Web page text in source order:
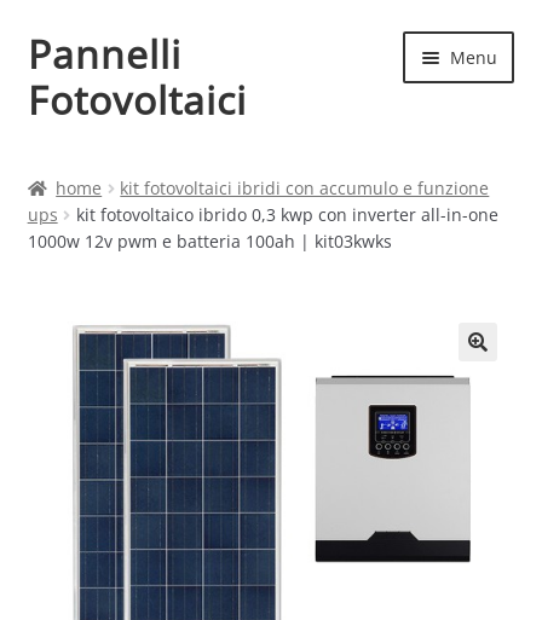
Vai
alla
navigazione
Vai
al
contenuto
Pannelli
Fotovoltaici
Menu
Cart
Contatti
My account
Sample Page
home
kit fotovoltaici ibridi con accumulo e funzione
ups
kit fotovoltaico ibrido 0,3 kwp con inverter all-in-one
1000w 12v pwm e batteria 100ah | kit03kwks